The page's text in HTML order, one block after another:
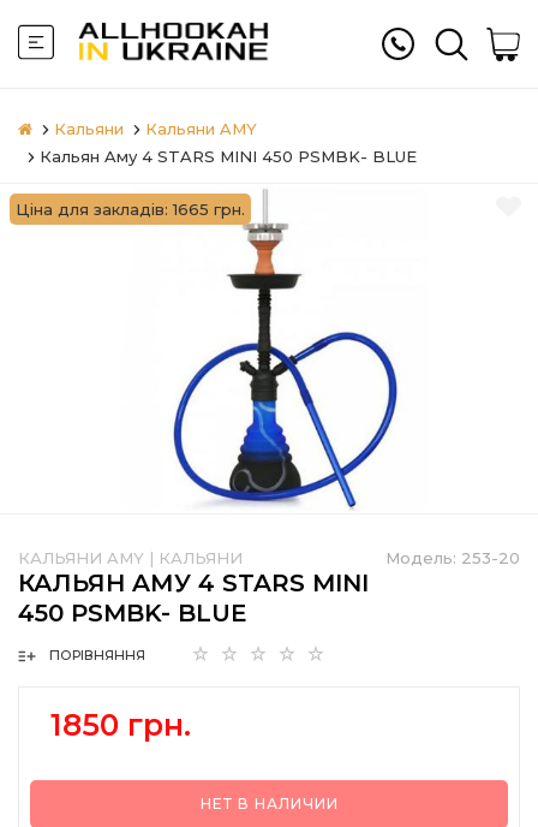
Кальяни
Кальяни AMY
Кальян Aму 4 STARS MINI 450 PSMBK- BLUE
Ціна для закладів: 1665 грн.
Модель: 253-20
КАЛЬЯНИ AMY | КАЛЬЯНИ
КАЛЬЯН AМУ 4 STARS MINI
450 PSMBK- BLUE
ПОРІВНЯННЯ
1850 грн.
НЕТ В НАЛИЧИИ